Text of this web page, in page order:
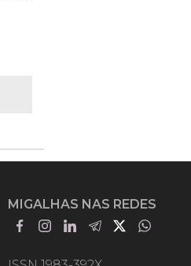
MIGALHAS NAS REDES